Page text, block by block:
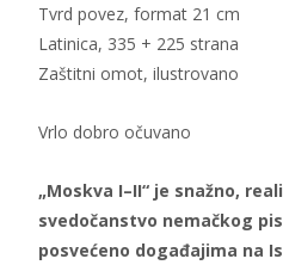
Tvrd povez, format 21 cm
Latinica, 335 + 225 strana
Zaštitni omot, ilustrovano
Vrlo dobro očuvano
„Moskva I–II“ je snažno,
svedočanstvo nemačkog
posvećeno događajima na